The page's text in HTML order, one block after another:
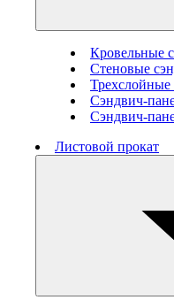
Кровельные
Стеновые
Трехслойные
Сэндвич-
Сэндвич-
Листовой прокат